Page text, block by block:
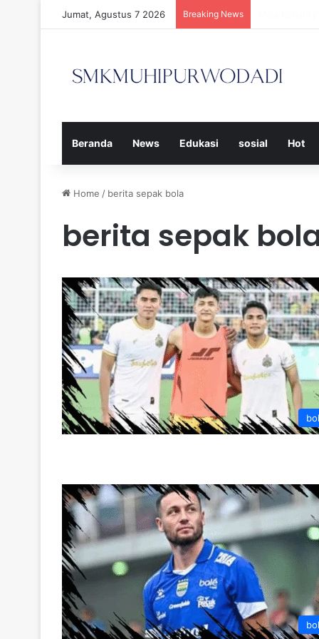
Jumat, Agustus 7 2026 Breaking News
Beranda News Edukasi sosial Hot
Home / berita sepak bola
berita sepak